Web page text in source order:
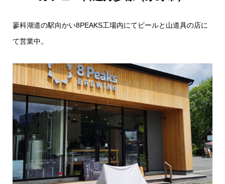
蓼科湖道の駅向かい8PEAKS工場内にてビールと山道具の店に
て営業中。